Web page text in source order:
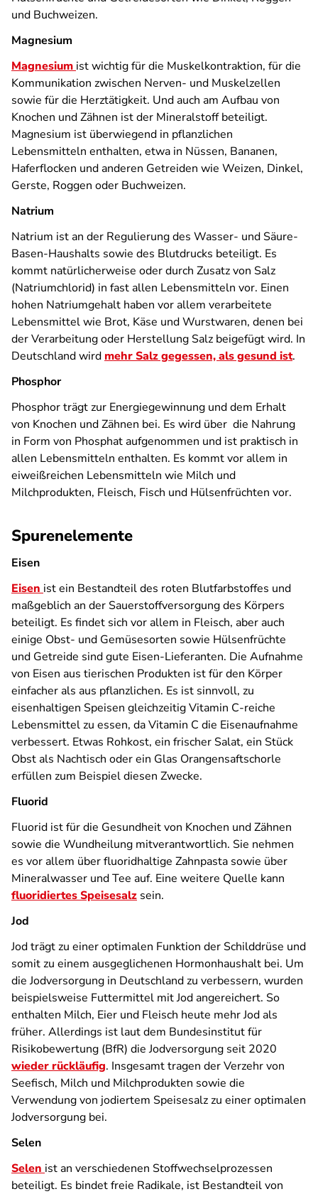
und Buchweizen.
Magnesium
Magnesium ist wichtig für die Muskelkontraktion, für die
Kommunikation zwischen Nerven- und Muskelzellen
sowie für die Herztätigkeit. Und auch am Aufbau von
Knochen und Zähnen ist der Mineralstoff beteiligt.
Magnesium ist überwiegend in pflanzlichen
Lebensmitteln enthalten, etwa in Nüssen, Bananen,
Haferflocken und anderen Getreiden wie Weizen, Dinkel,
Gerste, Roggen oder Buchweizen.
Natrium
Natrium ist an der Regulierung des Wasser- und Säure-
Basen-Haushalts sowie des Blutdrucks beteiligt. Es
kommt natürlicherweise oder durch Zusatz von Salz
(Natriumchlorid) in fast allen Lebensmitteln vor. Einen
hohen Natriumgehalt haben vor allem verarbeitete
Lebensmittel wie Brot, Käse und Wurstwaren, denen bei
der Verarbeitung oder Herstellung Salz beigefügt wird. In
Deutschland wird mehr Salz gegessen, als gesund ist.
Phosphor
Phosphor trägt zur Energiegewinnung und dem Erhalt
von Knochen und Zähnen bei. Es wird über die Nahrung
in Form von Phosphat aufgenommen und ist praktisch in
allen Lebensmitteln enthalten. Es kommt vor allem in
eiweißreichen Lebensmitteln wie Milch und
Milchprodukten, Fleisch, Fisch und Hülsenfrüchten vor.
Spurenelemente
Eisen
Eisen ist ein Bestandteil des roten Blutfarbstoffes und
maßgeblich an der Sauerstoffversorgung des Körpers
beteiligt. Es findet sich vor allem in Fleisch, aber auch
einige Obst- und Gemüsesorten sowie Hülsenfrüchte
und Getreide sind gute Eisen-Lieferanten. Die Aufnahme
von Eisen aus tierischen Produkten ist für den Körper
einfacher als aus pflanzlichen. Es ist sinnvoll, zu
eisenhaltigen Speisen gleichzeitig Vitamin C-reiche
Lebensmittel zu essen, da Vitamin C die Eisenaufnahme
verbessert. Etwas Rohkost, ein frischer Salat, ein Stück
Obst als Nachtisch oder ein Glas Orangensaftschorle
erfüllen zum Beispiel diesen Zwecke.
Fluorid
Fluorid ist für die Gesundheit von Knochen und Zähnen
sowie die Wundheilung mitverantwortlich. Sie nehmen
es vor allem über fluoridhaltige Zahnpasta sowie über
Mineralwasser und Tee auf. Eine weitere Quelle kann
fluoridiertes Speisesalz sein.
Jod
Jod trägt zu einer optimalen Funktion der Schilddrüse und
somit zu einem ausgeglichenen Hormonhaushalt bei. Um
die Jodversorgung in Deutschland zu verbessern, wurden
beispielsweise Futtermittel mit Jod angereichert. So
enthalten Milch, Eier und Fleisch heute mehr Jod als
früher. Allerdings ist laut dem Bundesinstitut für
Risikobewertung (BfR) die Jodversorgung seit 2020
wieder rückläufig. Insgesamt tragen der Verzehr von
Seefisch, Milch und Milchprodukten sowie die
Verwendung von jodiertem Speisesalz zu einer optimalen
Jodversorgung bei.
Selen
Selen ist an verschiedenen Stoffwechselprozessen
beteiligt. Es bindet freie Radikale, ist Bestandteil von